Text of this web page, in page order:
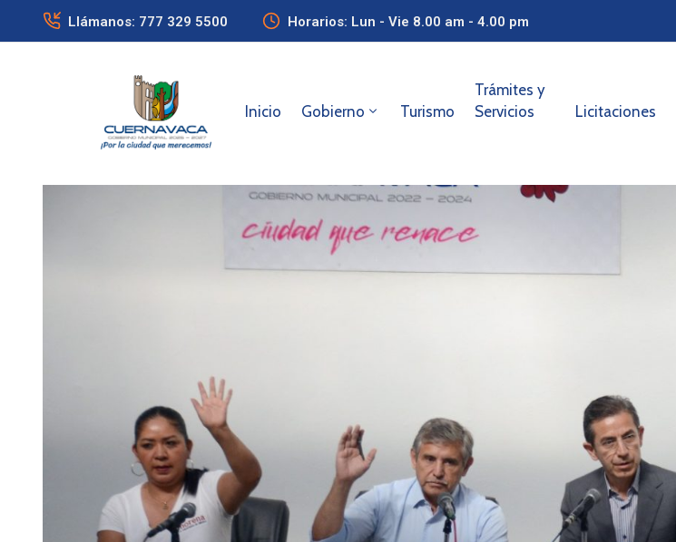
Llámanos: 777 329 5500 Horarios: Lun - Vie 8.00 am - 4.00 pm
Inicio Gobierno Turismo
Trámites y
Servicios
Licitaciones